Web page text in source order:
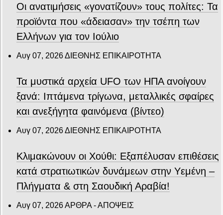
Οι ανατιμήσεις «γονατίζουν» τους πολίτες: Τα
προϊόντα που «άδειασαν» την τσέπη των
Ελλήνων για τον Ιούλιο
Αυγ 07, 2026ΔΙΕΘΝΗΣ ΕΠΙΚΑΙΡΟΤΗΤΑ
Τα μυστικά αρχεία UFO των ΗΠΑ ανοίγουν
ξανά: Ιπτάμενα τρίγωνα, μεταλλικές σφαίρες
και ανεξήγητα φαινόμενα (βίντεο)
Αυγ 07, 2026ΔΙΕΘΝΗΣ ΕΠΙΚΑΙΡΟΤΗΤΑ
Κλιμακώνουν οι Χούθι: Eξαπέλυσαν επιθέσεις
κατά στρατιωτικών δυνάμεων στην Υεμένη –
Πλήγματα & στη Σαουδική Αραβία!
Αυγ 07, 2026ΑΡΘΡΑ - ΑΠΟΨΕΙΣ